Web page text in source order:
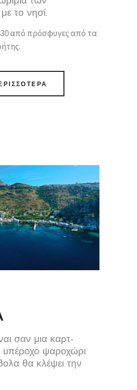
το νησί.
από πρόσφυγες από τα
σαν μια καρτ-
υπέροχο ψαροχώρι
θα κλέψει την